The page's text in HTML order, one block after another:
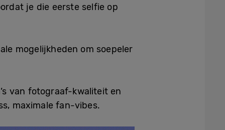
je die eerste selfie op
mogelijkheden om soepeler
van fotograaf-kwaliteit en
maximale fan-vibes.